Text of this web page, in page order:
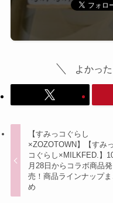
よかっ
【すみっコぐらし
×ZOZOTOWN】【すみっ
コぐらし×MILKFED.】
月28日からコラボ商品発
売！商品ラインナップま
め